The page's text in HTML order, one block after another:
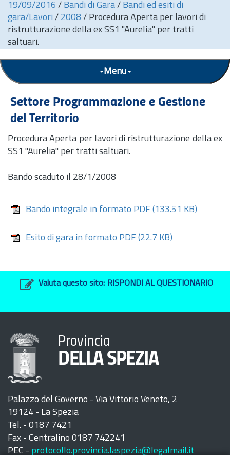
19/09/2016 / Bandi di Gara / Bandi ed esiti di
gara/Lavori / 2008 / Procedura Aperta per lavori di
ristrutturazione della ex SS1 "Aurelia" per tratti
saltuari.
Menu
Settore Programmazione e Gestione
del Territorio
Procedura Aperta per lavori di ristrutturazione della ex
SS1 "Aurelia" per tratti saltuari.
Bando scaduto il 28/1/2008
Bando integrale in formato PDF (133.51 KB)
Esito di gara in formato PDF (22.7 KB)
Valuta questo sito: RISPONDI AL QUESTIONARIO
Provincia
DELLA SPEZIA
Palazzo del Governo - Via Vittorio Veneto, 2
19124 - La Spezia
Tel. - 0187 7421
Fax - Centralino 0187 742241
PEC - protocollo.provincia.laspezia@legalmail.it